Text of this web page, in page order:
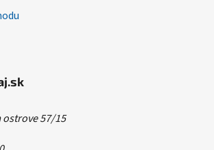
ostrove 57/15